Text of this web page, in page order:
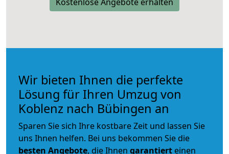
Wir bieten Ihnen die perfekte
Lösung für Ihren Umzug von
Koblenz nach Bübingen an
Sparen Sie sich Ihre kostbare Zeit und lassen Sie
uns Ihnen helfen. Bei uns bekommen Sie die
besten Angebote, die Ihnen garantiert einen